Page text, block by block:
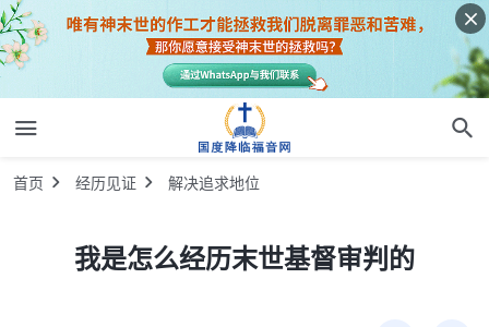
首页 经历见证 解决追求地位
我是怎么经历末世基督审判的